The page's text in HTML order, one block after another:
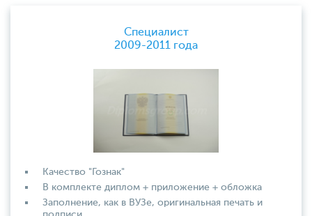
Специалист
2009-2011 года
Качество "Гознак"
В комплекте диплом + приложение + обложка
Заполнение, как в ВУЗе, оригинальная печать и